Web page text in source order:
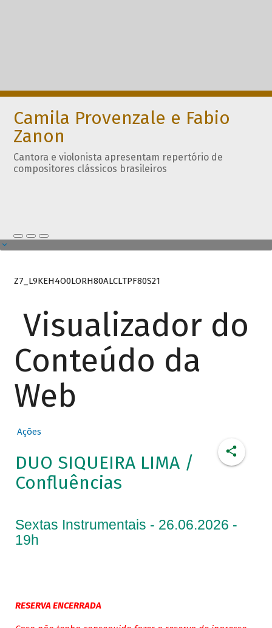
Camila Provenzale e Fabio
Zanon
Cantora e violonista apresentam repertório de
compositores clássicos brasileiros
Z7_L9KEH4O0LORH80ALCLTPF80S21
Visualizador do
Conteúdo da
Web
Ações
DUO SIQUEIRA LIMA /
Confluências
Sextas Instrumentais - 26.06.2026 -
19h
RESERVA ENCERRADA